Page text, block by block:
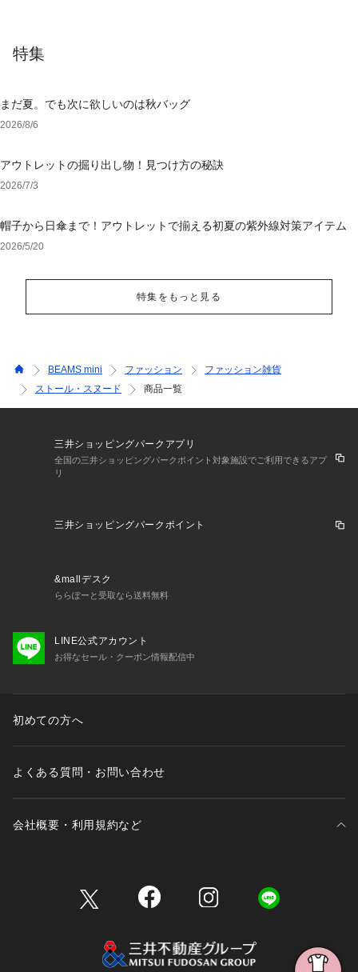
特集
まだ夏。でも次に欲しいのは秋バッグ
2026/8/6
アウトレットの掘り出し物！見つけ方の秘訣
2026/7/3
帽子から日傘まで！アウトレットで揃える初夏の紫外線対策アイテム
2026/5/20
特集をもっと見る
BEAMS mini ファッション
ファッション雑貨
ストール・スヌード
商品一覧
三井ショッピングパークアプリ
全国の三井ショッピングパークポイント対象施設でご利用できるアプ
リ
三井ショッピングパークポイント
&mallデスク
ららぽーと受取なら送料無料
LINE公式アカウント
お得なセール・クーポン情報配信中
初めての方へ
よくある質問・お問い合わせ
会社概要・利用規約など